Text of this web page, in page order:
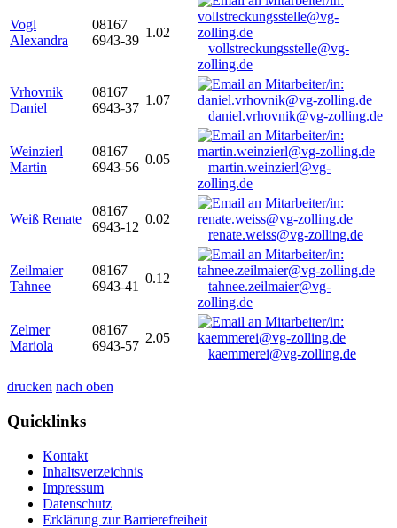
Vogl
Alexandra
08167
6943-39
1.02
vollstreckungsstelle@vg-
zolling.de
Vrhovnik
Daniel
08167
6943-37
1.07
daniel.vrhovnik@vg-zolling.de
Weinzierl
Martin
08167
6943-56
0.05
martin.weinzierl@vg-
zolling.de
Weiß Renate
08167
6943-12
0.02
renate.weiss@vg-zolling.de
Zeilmaier
Tahnee
08167
6943-41
0.12
tahnee.zeilmaier@vg-
zolling.de
Zelmer
Mariola
08167
6943-57
2.05
kaemmerei@vg-zolling.de
drucken nach oben
Quicklinks
Kontakt
Inhaltsverzeichnis
Impressum
Datenschutz
Erklärung zur Barrierefreiheit